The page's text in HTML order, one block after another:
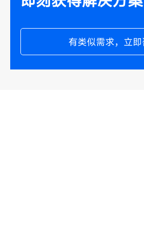
有类似需求，立即